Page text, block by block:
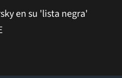
en su 'lista negra'